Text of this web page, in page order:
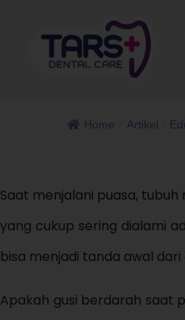
Home Artikel
Saat menjalani puasa,
yang cukup sering dialami
bisa menjadi tanda awal
Apakah gusi berdarah saat